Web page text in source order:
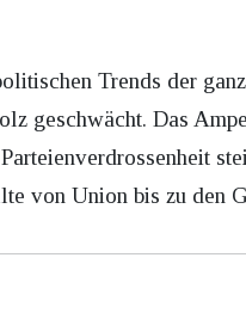
Trends der
geschwächt. Das
von Union bis zu den